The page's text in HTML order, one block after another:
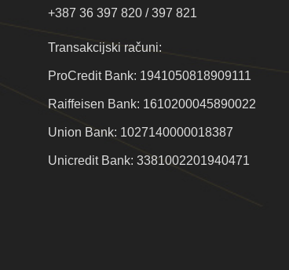
+387 36 397 820 / 397 821
Transakcijski računi:
ProCredit Bank: 1941050818909111
Raiffeisen Bank: 1610200045890022
Union Bank: 1027140000018387
Unicredit Bank: 3381002201940471